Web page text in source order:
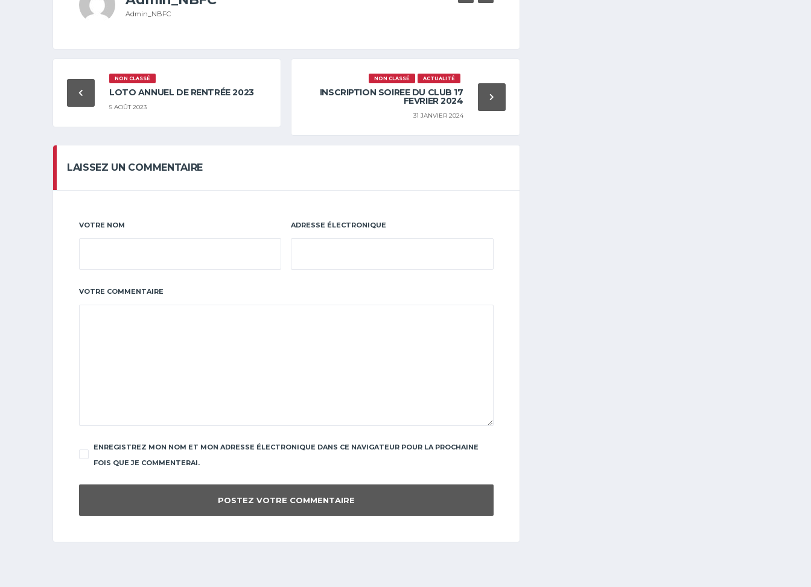
Admin_NBFC
NON CLASSÉ
LOTO ANNUEL DE RENTRÉE 2023
5 AOÛT 2023
ACTUALITÉ
NON CLASSÉ
INSCRIPTION SOIREE DU CLUB 17
FEVRIER 2024
31 JANVIER 2024
LAISSEZ UN COMMENTAIRE
VOTRE NOM ADRESSE ÉLECTRONIQUE
VOTRE COMMENTAIRE
ENREGISTREZ MON NOM ET MON ADRESSE ÉLECTRONIQUE DANS CE NAVIGATEUR POUR LA PROCHAINE
FOIS QUE JE COMMENTERAI.